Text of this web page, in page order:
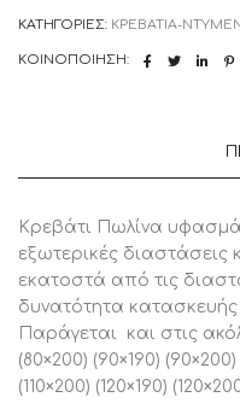
ΜΕ
ΑΠΟΘΗΚΕΥΤΙΚΟ
ΧΩΡΟ
ποσότητα
ΚΑΤΗΓΟΡΊΕΣ: ΚΡΕΒΑΤΙΑ-
ΚΟΙΝΟΠΟΊΗΣΗ:
Κρεβάτι Πωλίνα
εξωτερικές διαστάσεις
εκατοστά από τις
δυνατότητα
Παράγεται και στις
(80×200) (90×190) (90×200)
(110×200) (120×190)